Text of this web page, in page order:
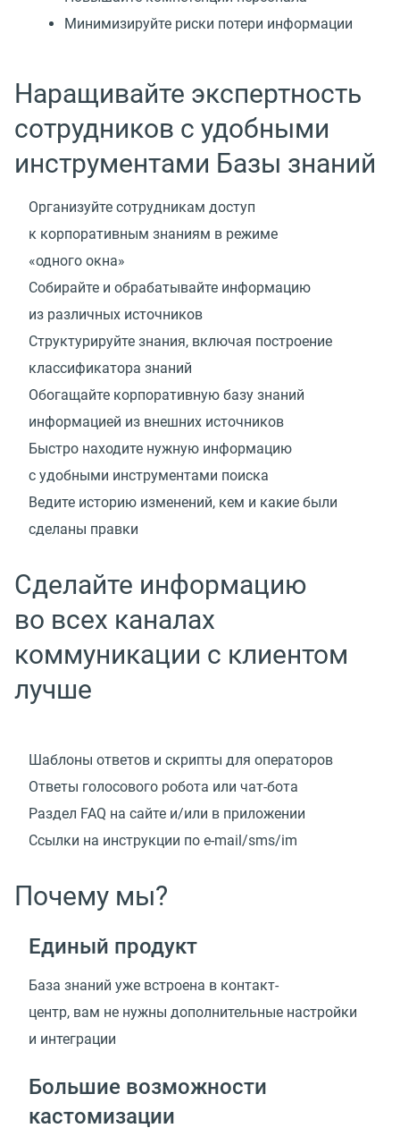
Минимизируйте риски потери информации
Наращивайте экспертность
сотрудников с удобными
инструментами Базы знаний
Организуйте сотрудникам доступ
к корпоративным знаниям в режиме
«одного окна»
Собирайте и обрабатывайте информацию
из различных источников
Структурируйте знания, включая построение
классификатора знаний
Обогащайте корпоративную базу знаний
информацией из внешних источников
Быстро находите нужную информацию
с удобными инструментами поиска
Ведите историю изменений, кем и какие были
сделаны правки
Сделайте информацию
во всех каналах
коммуникации с клиентом
лучше
Шаблоны ответов и скрипты для операторов
Ответы голосового робота или чат-бота
Раздел FAQ на сайте и/или в приложении
Ссылки на инструкции по e-mail/sms/im
Почему мы?
Единый продукт
База знаний уже встроена в контакт-
центр, вам не нужны дополнительные настройки
и интеграции
Большие возможности
кастомизации